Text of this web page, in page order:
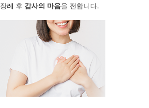
장례 후 감사의 마음을 전합니다.